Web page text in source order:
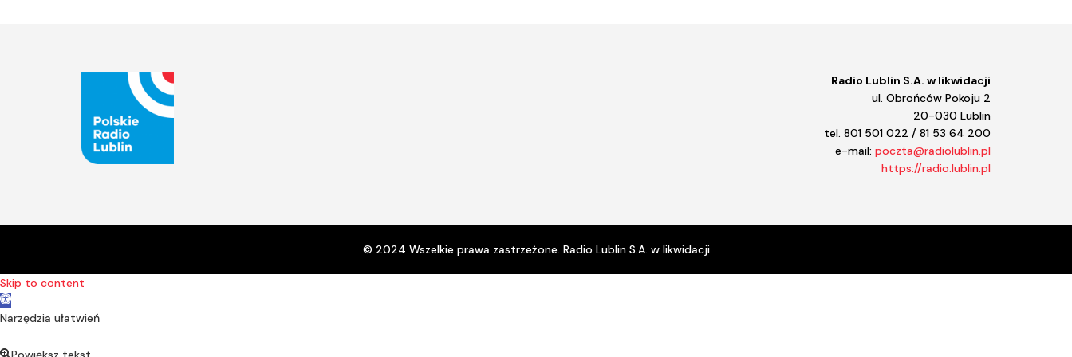
Radio Lublin S.A. w likwidacji
ul. Obrońców Pokoju 2
20-030 Lublin
tel. 801 501 022 / 81 53 64 200
e-mail: poczta@radiolublin.pl
https://radio.lublin.pl
© 2024 Wszelkie prawa zastrzeżone. Radio Lublin S.A. w likwidacji
Skip to content
Open toolbar
Narzędzia ułatwień